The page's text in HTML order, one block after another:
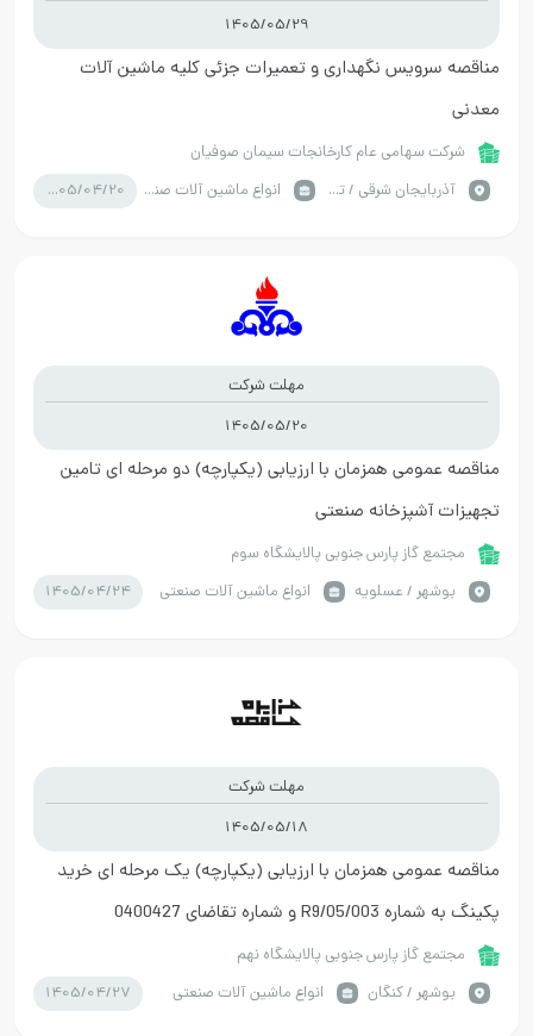
1405/05/29
مناقصه سرویس نگهداری و تعمیرات جزئی کلیه ماشین آلات
معدنی
شرکت سهامی عام کارخانجات سیمان صوفیان
آذربايجان شرقي / تبریز
انواع ماشین آلات صنعتی 1405/04/20
مهلت شرکت
1405/05/20
مناقصه عمومی همزمان با ارزیابی (یکپارچه) دو مرحله ای تامین
تجهیزات آشپزخانه صنعتی
مجتمع گاز پارس جنوبی پالایشگاه سوم
بوشهر / عسلویه
انواع ماشین آلات صنعتی 1405/04/24
مهلت شرکت
1405/05/18
مناقصه عمومی همزمان با ارزیابی (یکپارچه) یک مرحله ای خرید
پکینگ به شماره R9/05/003 و شماره تقاضای 0400427
مجتمع گاز پارس جنوبی پالایشگاه نهم
بوشهر / کنگان
انواع ماشین آلات صنعتی 1405/04/27